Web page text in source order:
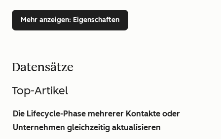
Mehr anzeigen: Eigenschaften
Datensätze
Top-Artikel
Die Lifecycle-Phase mehrerer Kontakte oder
Unternehmen gleichzeitig aktualisieren